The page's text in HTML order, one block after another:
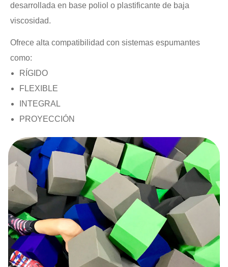
desarrollada en base poliol o plastificante de baja
viscosidad.
Ofrece alta compatibilidad con sistemas espumantes
como:
RÍGIDO
FLEXIBLE
INTEGRAL
PROYECCIÓN